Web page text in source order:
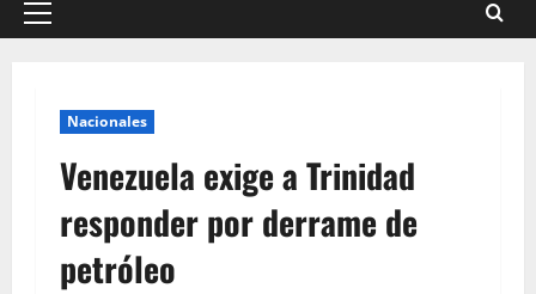
Nacionales
Venezuela exige a Trinidad
responder por derrame de
petróleo